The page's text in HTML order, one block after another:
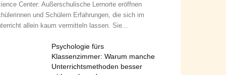
Center: Außerschulische Lernorte eröffnen
und Schülern Erfahrungen, die sich im
allein kaum vermitteln lassen. Sie...
Psychologie fürs
Klassenzimmer: Warum manche
Unterrichtsmethoden besser